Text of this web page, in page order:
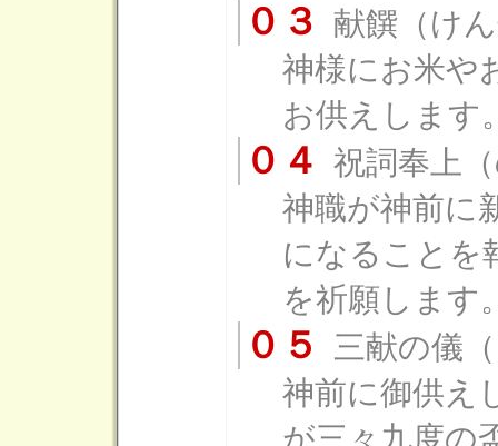
０３ 献饌（け
神様にお米や
お供えします
０４ 祝詞奉上
神職が神前に
になることを
を祈願します
０５
三献の儀
神前に御供え
が三々九度の